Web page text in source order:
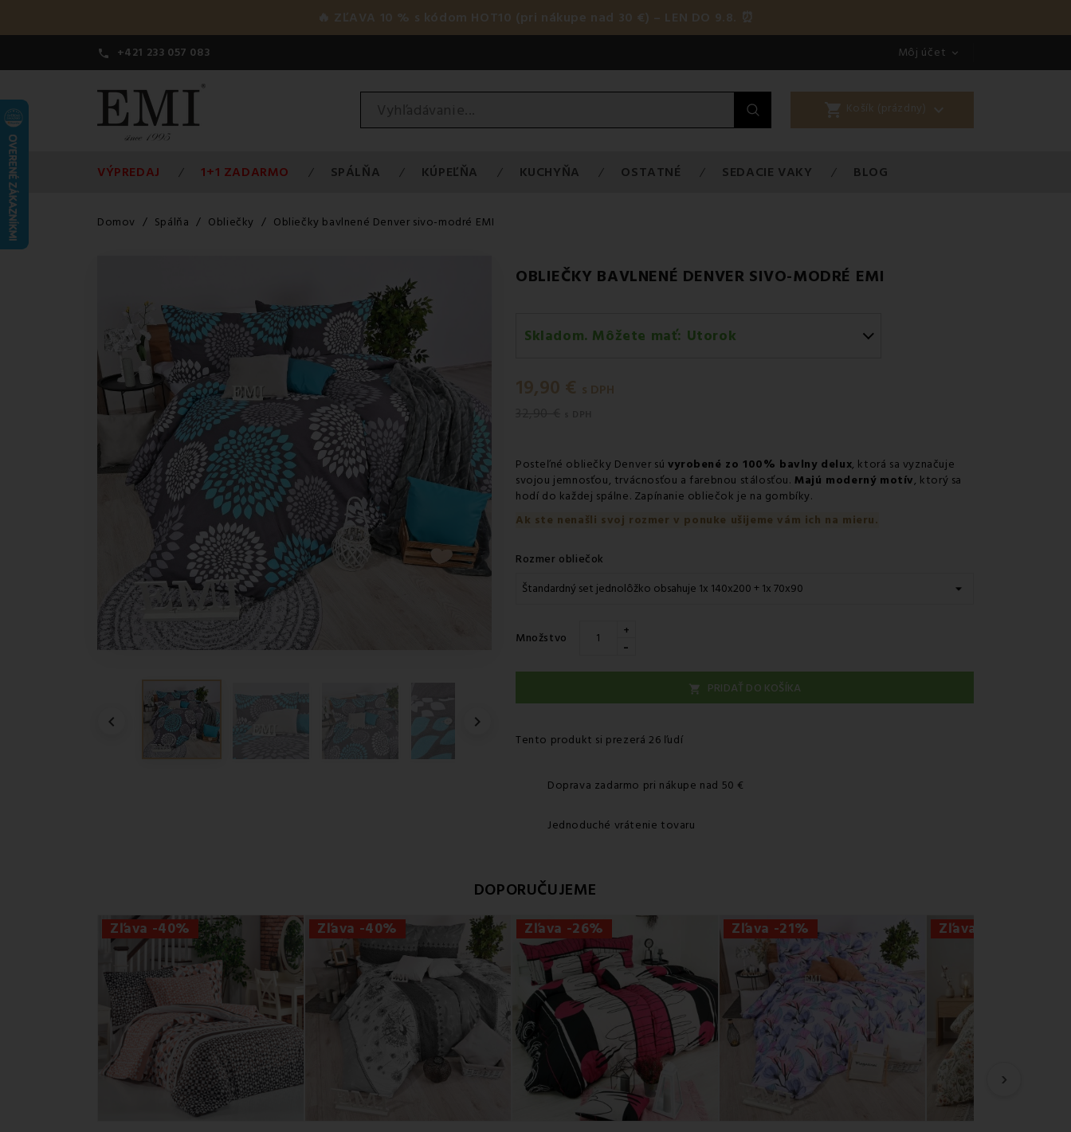
🔥 ZĽAVA 10 % s kódom HOT10 (pri nákupe nad 30 €) – LEN DO 9.8. ⏰
 +421 233 057 083 Môj účet 
shopping_cart Košík (prázdny) 
VÝPREDAJ 1+1 ZADARMO SPÁLŇA KÚPEĽŇA KUCHYŇA OSTATNÉ SEDACIE VAKY BLOG
Domov Spálňa Obliečky Obliečky bavlnené Denver sivo-modré EMI
 
OBLIEČKY BAVLNENÉ DENVER SIVO-MODRÉ EMI
Skladom. Môžete mať: Utorok
Utorok 11.08
Streda 12.08 -Packeta doručenie kuriérom na adresu
19,90 € s DPH
Posteľné obliečky Denver sú vyrobené zo 100% bavlny delux, ktorá sa vyznačuje
svojou jemnosťou, trvácnosťou a farebnou stálosťou. Majú moderný motív, ktorý sa
hodí do každej spálne. Zapínanie obliečok je na gombíky.
Ak ste nenašli svoj rozmer v ponuke ušijeme vám ich na mieru.
Rozmer obliečok
Množstvo +
-
 PRIDAŤ DO KOŠÍKA
Tento produkt si prezerá 26 ľudí
Doprava zadarmo pri nákupe nad 50 €
Jednoduché vrátenie tovaru
DOPORUČUJEME
Zľava -40% Zľava -40% Zľava -26% Zľava -21% Zľava -55%
›